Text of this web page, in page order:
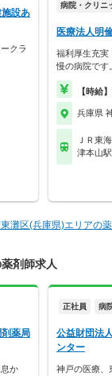
設あ
クラ
病院・クリニ
医療法人明
福利厚生充実
慢の病院です。
【時給
兵庫県
ＪＲ東
津本山駅
灘区(兵庫県)エリアの
剤師求人
薬局
か
正社員 病
公益財団法
ンター
神戸の医療、